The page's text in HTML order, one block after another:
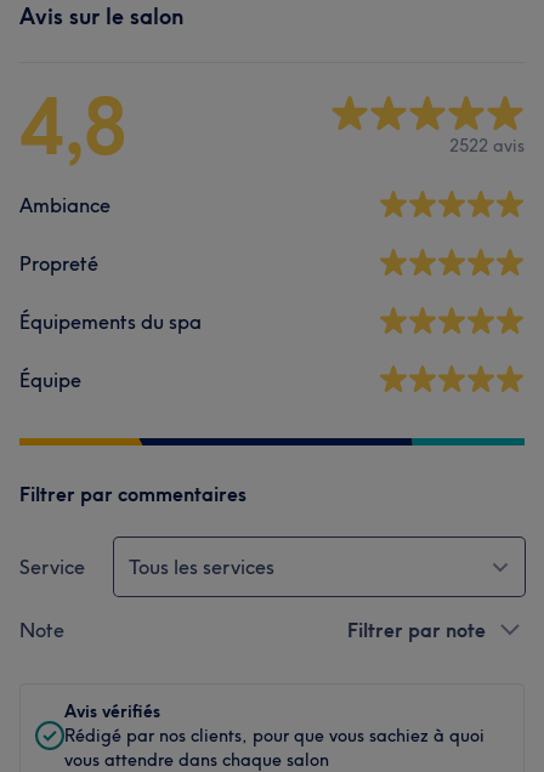
Avis sur le salon
4,8 2522 avis
Ambiance
Propreté
Équipements du spa
Équipe
Filtrer par commentaires
Service Tous les services
Note Filtrer par note
Avis vérifiés
Rédigé par nos clients, pour que vous sachiez à quoi
vous attendre dans chaque salon